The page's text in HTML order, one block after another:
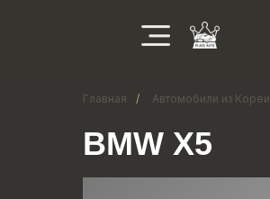
Главная / Автомобили из Кореи
BMW X5